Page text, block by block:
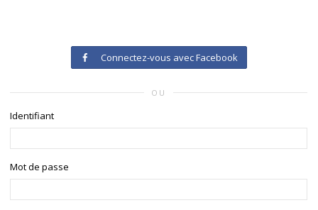
Connectez-vous avec Facebook
OU
Identifiant
Mot de passe